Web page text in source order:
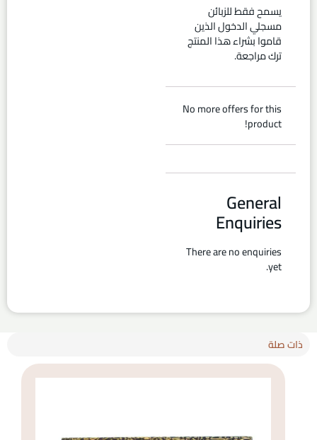
يسمح فقط للزبائن
مسجلي الدخول الذين
قاموا بشراء هذا المنتج
ترك مراجعة.
No more offers for this
product!
General
Enquiries
There are no enquiries
yet.
ذات صلة